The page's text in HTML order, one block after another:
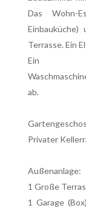
Das Wohn-
Terrasse. Ein
Ein
ab.
Privater
Außenanlage:
1 Große
1 Garage